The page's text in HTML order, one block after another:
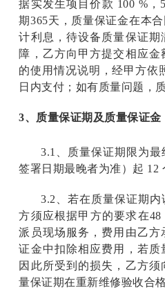
据实发生项目价款 100 %，
期365天，质量保证金在本
计利息，待设备质量保证期
障，乙方向甲方提交相应
的使用情况说明，经甲方依
日内支付；如有质量问题，
3、质量保证期及质量保证金
3.1
、质量保证期限为
签署日期最晚者为准）起 12
3.2
、若在质量保证期
方须应根据甲方的要求在
派员现场服务，费用由乙方
证金中扣除相应费用，若
因此所受到的损失，乙方
量保证期在重新维修验收合